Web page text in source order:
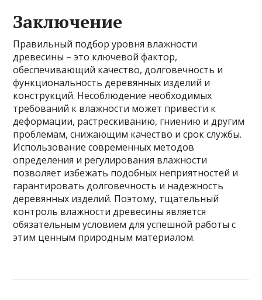
Заключение
Правильный подбор уровня влажности
древесины – это ключевой фактор,
обеспечивающий качество, долговечность и
функциональность деревянных изделий и
конструкций. Несоблюдение необходимых
требований к влажности может привести к
деформации, растрескиванию, гниению и другим
проблемам, снижающим качество и срок службы.
Использование современных методов
определения и регулирования влажности
позволяет избежать подобных неприятностей и
гарантировать долговечность и надежность
деревянных изделий. Поэтому, тщательный
контроль влажности древесины является
обязательным условием для успешной работы с
этим ценным природным материалом.